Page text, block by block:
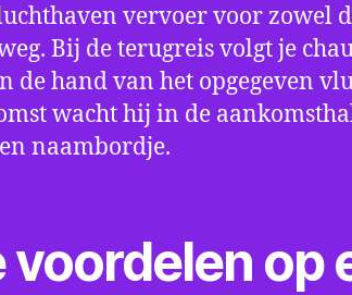
vervoer voor zowel
Bij de terugreis volgt je
de hand van het opgegeven
wacht hij in de
naambordje.
voordelen op